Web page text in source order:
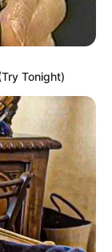
Tonight)